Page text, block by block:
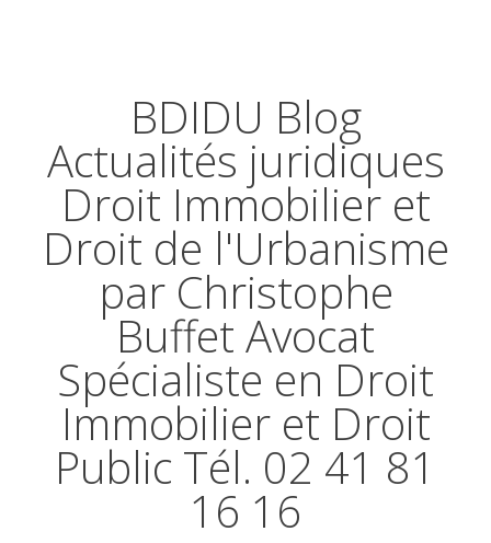
BDIDU Blog
Actualités juridiques
Droit Immobilier et
Droit de l'Urbanisme
par Christophe
Buffet Avocat
Spécialiste en Droit
Immobilier et Droit
Public Tél. 02 41 81
16 16